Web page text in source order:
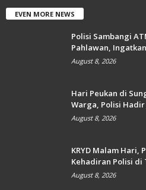
EVEN MORE NEWS
Polisi Sambangi
Pahlawan,
August 8, 2026
Hari Peukan di
Warga, Polisi Hadir
August 8, 2026
KRYD Malam Hari,
Kehadiran Polisi di
August 8, 2026